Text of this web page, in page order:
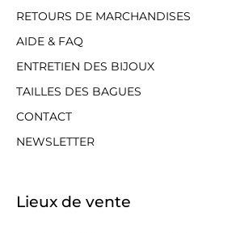
RETOURS DE MARCHANDISES
AIDE & FAQ
ENTRETIEN DES BIJOUX
TAILLES DES BAGUES
CONTACT
NEWSLETTER
Lieux de vente